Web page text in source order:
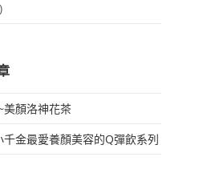
美顏洛神花茶
千金最愛養顏美容的Q彈飲系列